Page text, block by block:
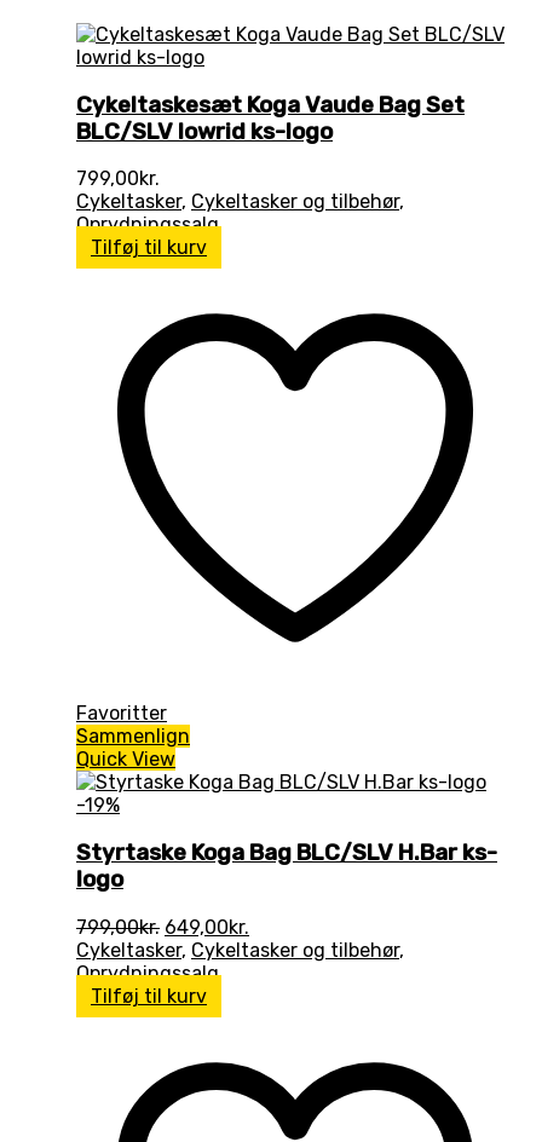
Cykeltaskesæt Koga Vaude Bag Set
BLC/SLV lowrid ks-logo
799,00kr.
Cykeltasker, Cykeltasker og tilbehør,
Oprydningssalg
Tilføj til kurv
Favoritter
Sammenlign
Quick View
-19%
Styrtaske Koga Bag BLC/SLV H.Bar ks-
logo
799,00kr. Den
oprindelige
pris
var:
799,00kr..
649,00kr.
aktuelle
Cykeltasker, Cykeltasker og tilbehør,
Oprydningssalg
Tilføj til kurv